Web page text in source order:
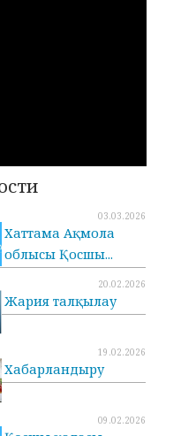
03.03.2026
Хаттама Ақмола
облысы Қосшы...
20.02.2026
Жария талқылау
19.02.2026
Хабарландыру
09.02.2026